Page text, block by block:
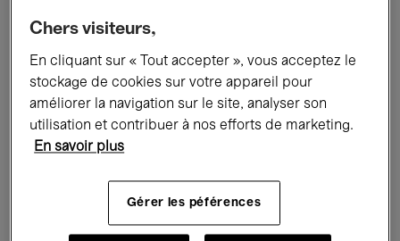
Tous les événements Concerts
Expositions Performances
Rencontres & Débats
Musique classique Global Music
Chers visiteurs,
En cliquant sur « Tout accepter », vous acceptez le
stockage de cookies sur votre appareil pour
améliorer la navigation sur le site, analyser son
utilisation et contribuer à nos efforts de marketing.
En savoir plus
Gérer les péférences